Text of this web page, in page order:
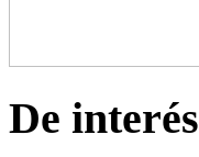
De interés